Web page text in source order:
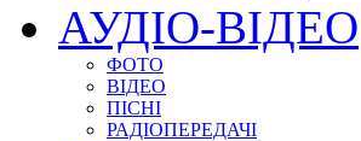
АУДІО-ВІДЕО
ФОТО
ВІДЕО
ПІСНІ
РАДІОПЕРЕДАЧІ